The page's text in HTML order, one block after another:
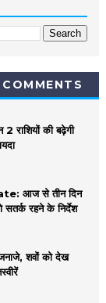
COMMENTS
की बढ़ेगी
आज से तीन दिन
सतर्क रहने के निर्देश
शवों को देख